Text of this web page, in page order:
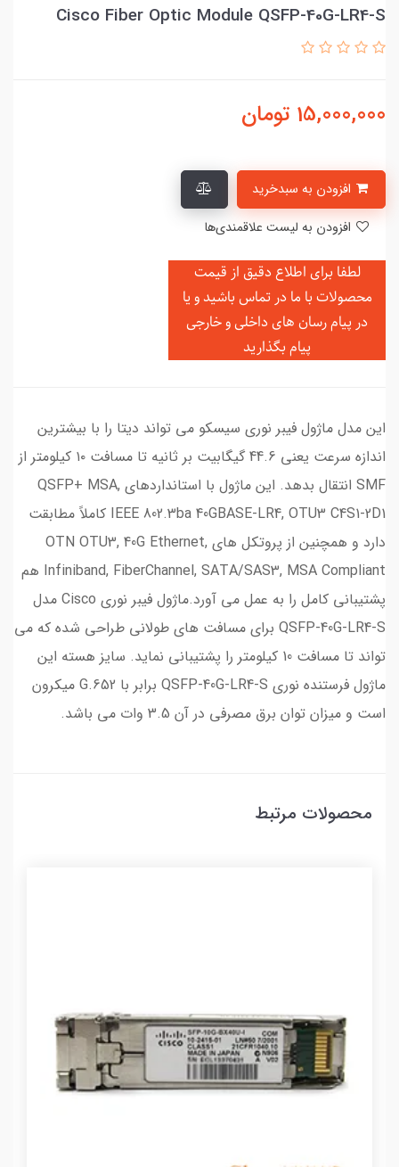
Cisco Fiber Optic Module QSFP-40G-LR4-S
15,000,000 تومان
لطفا برای اطلاع دقیق از قیمت
محصولات با ما در تماس باشید و یا
در پیام رسان های داخلی و خارجی
پیام بگذارید
این مدل ماژول فیبر نوری سیسکو می تواند دیتا را با بیشترین
اندازه سرعت یعنی 44.6 گیگابیت بر ثانیه تا مسافت ۱۰ کیلومتر از
SMF انتقال بدهد. این ماژول با استانداردهای QSFP+ MSA,
IEEE 802.3ba 40GBASE-LR4, OTU3 C4S1-2D1 کاملاً مطابقت
دارد و همچنین از پروتکل های OTN OTU3, 40G Ethernet,
Infiniband, FiberChannel, SATA/SAS3, MSA Compliant هم
پشتیبانی کامل را به عمل می آورد.ماژول فیبر نوری Cisco مدل
QSFP-40G-LR4-S برای مسافت های طولانی طراحی شده که می
تواند تا مسافت 10 کیلومتر را پشتیبانی نماید. سایز هسته این
ماژول فرستنده نوری QSFP-40G-LR4-S برابر با G.652 میکرون
است و میزان توان برق مصرفی در آن 3.5 وات می باشد.
محصولات مرتبط